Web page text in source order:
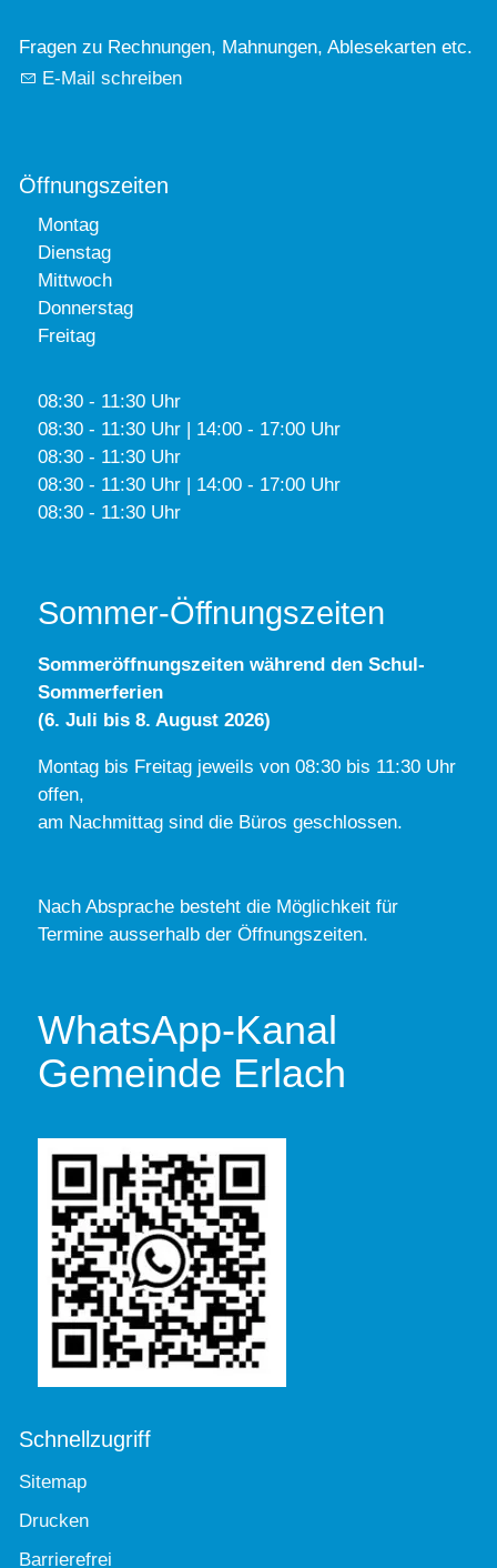
Fragen zu Rechnungen, Mahnungen, Ablesekarten etc.
E-Mail schreiben
Öffnungszeiten
Montag
Dienstag
Mittwoch
Donnerstag
Freitag
08:30 - 11:30 Uhr
08:30 - 11:30 Uhr | 14:00 - 17:00 Uhr
08:30 - 11:30 Uhr
08:30 - 11:30 Uhr | 14:00 - 17:00 Uhr
08:30 - 11:30 Uhr
Sommer-Öffnungszeiten
Sommeröffnungszeiten während den Schul-
Sommerferien
(6. Juli bis 8. August 2026)
Montag bis Freitag jeweils von 08:30 bis 11:30 Uhr
offen,
am Nachmittag sind die Büros geschlossen.
Nach Absprache besteht die Möglichkeit für
Termine ausserhalb der Öffnungszeiten.
WhatsApp-Kanal
Gemeinde Erlach
Schnellzugriff
Sitemap
Drucken
Barrierefrei